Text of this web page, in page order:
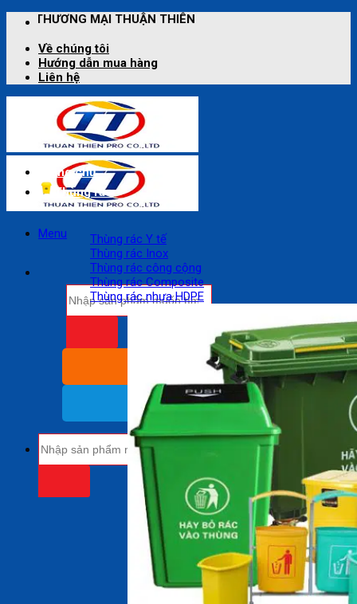
dung
THIÊN
Về chúng tôi
Hướng dẫn mua hàng
Liên hệ
Menu
kiếm:
BÁO GIÁ SỈ
(Nhận báo giá sỉ)
18009485
(Miễn cước cuộc gọi)
kiếm:
Trang chủ
Thùng rác
Thùng rác Y tế
Thùng rác Inox
Thùng rác công cộng
Thùng rác Composite
Thùng rác nhựa HDPE